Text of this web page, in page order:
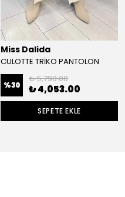
Miss Dalida
CULOTTE TRİKO PANTOLON
%30
₺ 5,790.00
₺ 4,053.00
SEPETE EKLE